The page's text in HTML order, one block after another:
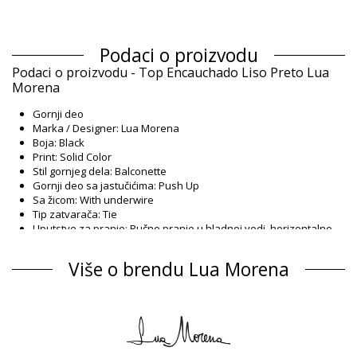
Podaci o proizvodu
Podaci o proizvodu - Top Encauchado Liso Preto Lua
Morena
Gornji deo
Marka / Designer: Lua Morena
Boja: Black
Print: Solid Color
Stil gornjeg dela: Balconette
Gornji deo sa jastučićima: Push Up
Sa žicom: With underwire
Tip zatvarača: Tie
Uputstvo za pranje: Ručno pranje u hladnoj vodi, horizontalno
Poreklo: Proizvedeno u Brazilu
Sastav
Sastav: 83% Polyamide, 17% Elastane
Više o brendu Lua Morena